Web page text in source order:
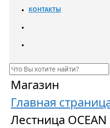
КОНТАКТЫ
Магазин
Главная
Лестница